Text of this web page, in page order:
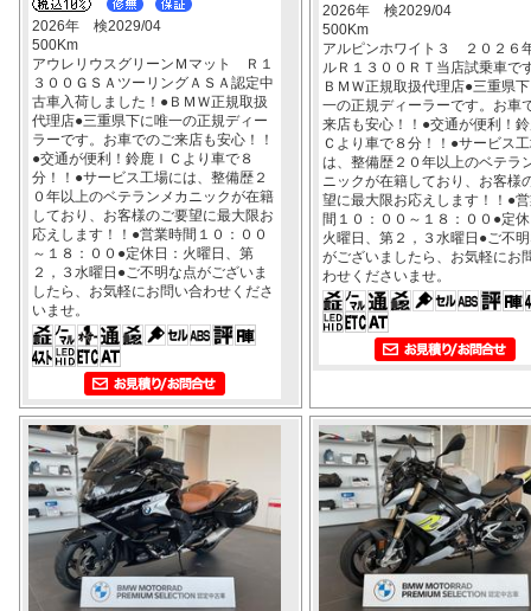
2026年 検2029/04
500Km
アウレリウスグリーンＭマット Ｒ１
３００ＧＳＡツーリングＡＳＡ認定中
古車入荷しました！●ＢＭＷ正規取扱
代理店●三重県下に唯一の正規ディー
ラーです。お車でのご来店も安心！！
●交通が便利！鈴鹿ＩＣより車で８
分！！●サービス工場には、整備歴２
０年以上のベテランメカニックが在籍
しており、お客様のご要望に最大限お
応えします！！●営業時間１０：００
～１８：００●定休日：火曜日、第
２，３水曜日●ご不明な点がございま
したら、お気軽にお問い合わせくださ
いませ。
2026年 検2029/04
500Km
アルピンホワイト３ ２０２６
ルＲ１３００ＲＴ当店試乗車で
ＢＭＷ正規取扱代理店●三重県
一の正規ディーラーです。お車
来店も安心！！●交通が便利！
Ｃより車で８分！！●サービス
は、整備歴２０年以上のベテラ
ニックが在籍しており、お客様
望に最大限お応えします！！●
間１０：００～１８：００●定
火曜日、第２，３水曜日●ご不
がございましたら、お気軽にお
わせくださいませ。